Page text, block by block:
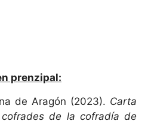
prenzipal:
de Aragón (2023). Carta
de la cofradía de